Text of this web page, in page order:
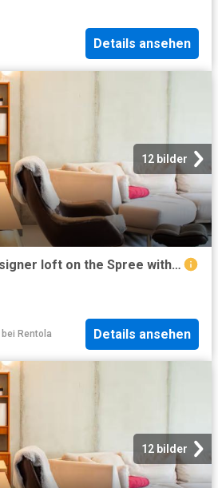
Details ansehen
12 bilder
Exclusive 212 m² designer loft on the Spree with terrace & parking space
bei Rentola Details ansehen
12 bilder